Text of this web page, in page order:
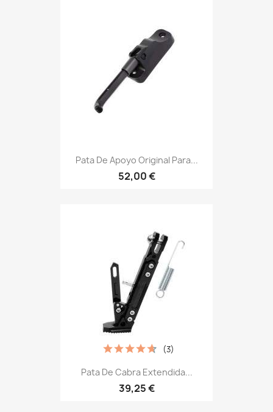
Pata De Apoyo Original Para...
52,00 €
Pata De Cabra Extendida...
39,25 €
(3)